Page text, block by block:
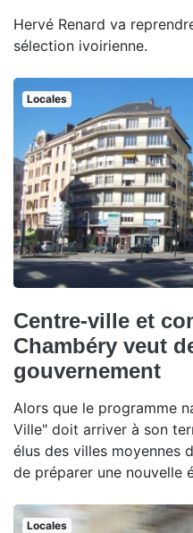
Hervé Renard va
sélection ivoirienne.
Locales
Centre-ville et
Chambéry veut
gouvernement
Alors que le programme
Ville" doit arriver à son
élus des villes moyennes
de préparer une nouvelle
Locales